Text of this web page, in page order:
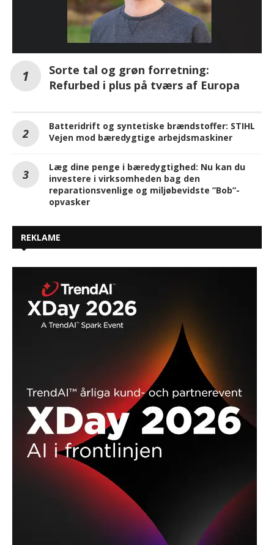
Sorte tal og grøn forretning:
Refurbed i plus på tværs af Europa
Batteridrift og syntetiske brændstoffer: STIHL
Vejen mod bæredygtige arbejdsmaskiner
Læg dine penge i bæredygtighed: Nu kan du
investere i virksomheden bag den
reparationsvenlige og miljøbevidste ”Bob”-
opvasker
REKLAME